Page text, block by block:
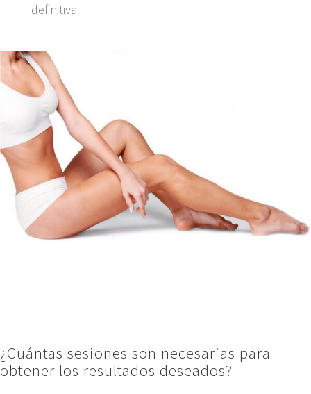
definitiva
¿Cuántas sesiones son necesarias para
obtener los resultados deseados?